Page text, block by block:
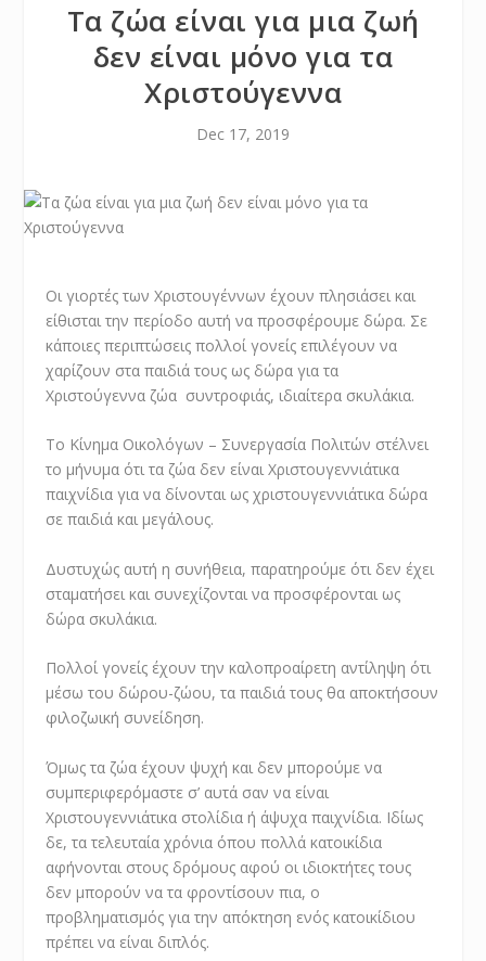
Τα ζώα είναι για μια ζωή
δεν είναι μόνο για τα
Χριστούγεννα
Dec 17, 2019
Οι γιορτές των Χριστουγέννων έχουν πλησιάσει και
είθισται την περίοδο αυτή να προσφέρουμε δώρα. Σε
κάποιες περιπτώσεις πολλοί γονείς επιλέγουν να
χαρίζουν στα παιδιά τους ως δώρα για τα
Χριστούγεννα ζώα συντροφιάς, ιδιαίτερα σκυλάκια.
Το Κίνημα Οικολόγων – Συνεργασία Πολιτών στέλνει
το μήνυμα ότι τα ζώα δεν είναι Χριστουγεννιάτικα
παιχνίδια για να δίνονται ως χριστουγεννιάτικα δώρα
σε παιδιά και μεγάλους.
Δυστυχώς αυτή η συνήθεια, παρατηρούμε ότι δεν έχει
σταματήσει και συνεχίζονται να προσφέρονται ως
δώρα σκυλάκια.
Πολλοί γονείς έχουν την καλοπροαίρετη αντίληψη ότι
μέσω του δώρου-ζώου, τα παιδιά τους θα αποκτήσουν
φιλοζωική συνείδηση.
Όμως τα ζώα έχουν ψυχή και δεν μπορούμε να
συμπεριφερόμαστε σ’ αυτά σαν να είναι
Χριστουγεννιάτικα στολίδια ή άψυχα παιχνίδια. Ιδίως
δε, τα τελευταία χρόνια όπου πολλά κατοικίδια
αφήνονται στους δρόμους αφού οι ιδιοκτήτες τους
δεν μπορούν να τα φροντίσουν πια, ο
προβληματισμός για την απόκτηση ενός κατοικίδιου
πρέπει να είναι διπλός.